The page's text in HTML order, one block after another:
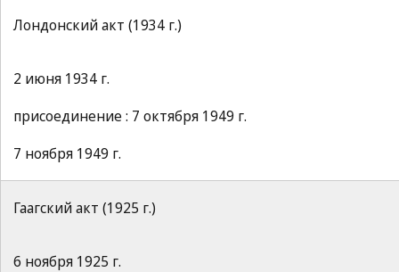
Лондонский акт (1934 г.)
2 июня 1934 г.
присоединение : 7 октября 1949 г.
7 ноября 1949 г.
Гаагский акт (1925 г.)
6 ноября 1925 г.